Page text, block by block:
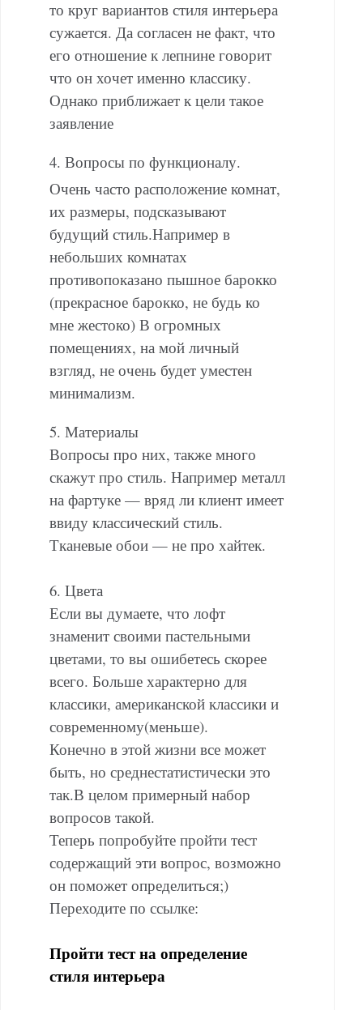
то круг вариантов стиля интерьера
сужается. Да согласен не факт, что
его отношение к лепнине говорит
что он хочет именно классику.
Однако приближает к цели такое
заявление
4. Вопросы по функционалу.
Очень часто расположение комнат,
их размеры, подсказывают
будущий стиль.Например в
небольших комнатах
противопоказано пышное барокко
(прекрасное барокко, не будь ко
мне жестоко) В огромных
помещениях, на мой личный
взгляд, не очень будет уместен
минимализм.
5. Материалы
Вопросы про них, также много
скажут про стиль. Например металл
на фартуке — вряд ли клиент имеет
ввиду классический стиль.
Тканевые обои — не про хайтек.
6. Цвета
Если вы думаете, что лофт
знаменит своими пастельными
цветами, то вы ошибетесь скорее
всего. Больше характерно для
классики, американской классики и
современному(меньше).
Конечно в этой жизни все может
быть, но среднестатистически это
так.В целом примерный набор
вопросов такой.
Теперь попробуйте пройти тест
содержащий эти вопрос, возможно
он поможет определиться;)
Переходите по ссылке:
Пройти тест на определение
стиля интерьера